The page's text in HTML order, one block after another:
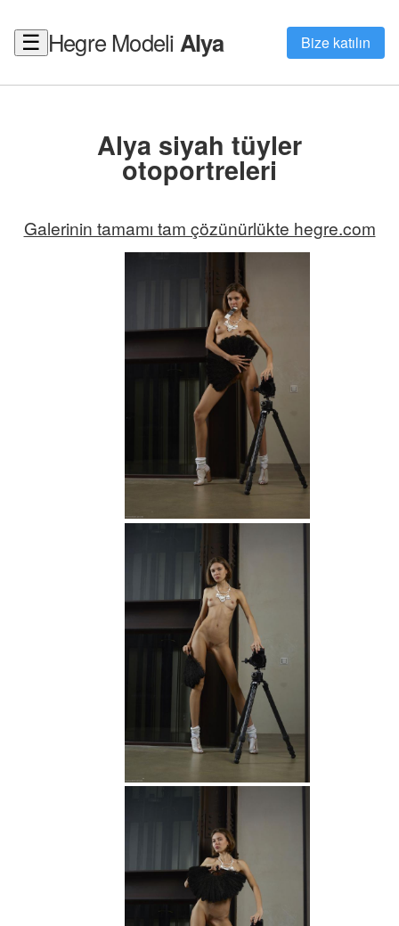
☰ Hegre ModeliAlya Bize katılın
Alya siyah tüyler
otoportreleri
Galerinin tamamı tam çözünürlükte hegre.com